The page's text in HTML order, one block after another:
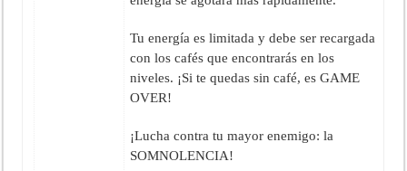
Tu energía es limitada y debe ser recargada
con los cafés que encontrarás en los
niveles. ¡Si te quedas sin café, es GAME
OVER!
¡Lucha contra tu mayor enemigo: la
SOMNOLENCIA!